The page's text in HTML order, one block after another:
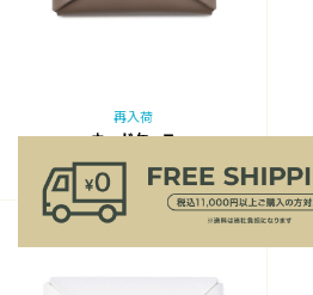
再入荷
カードケース
¥11,000 -